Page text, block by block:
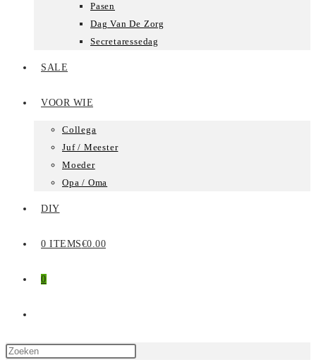
Pasen
Dag Van De Zorg
Secretaressedag
SALE
VOOR WIE
Collega
Juf / Meester
Moeder
Opa / Oma
DIY
0 ITEMS€0.00
0